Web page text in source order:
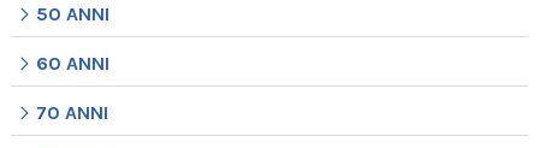
50 ANNI
60 ANNI
70 ANNI